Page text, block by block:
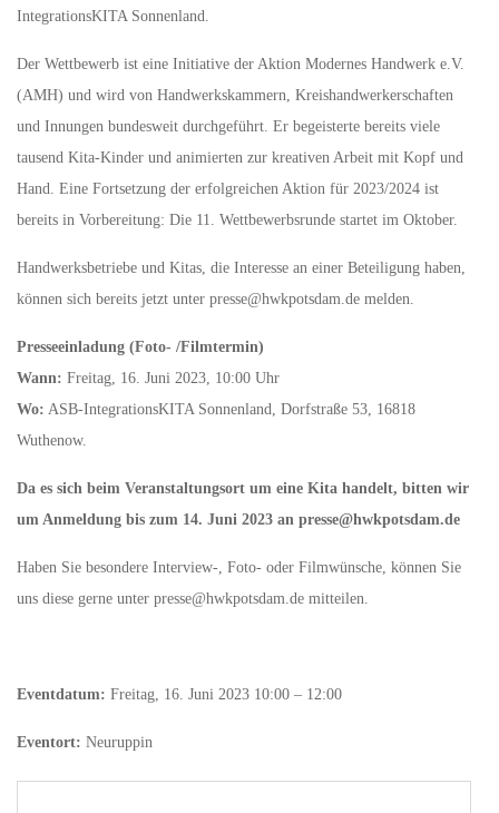
IntegrationsKITA Sonnenland.
Der Wettbewerb ist eine Initiative der Aktion Modernes Handwerk e.V.
(AMH) und wird von Handwerkskammern, Kreishandwerkerschaften
und Innungen bundesweit durchgeführt. Er begeisterte bereits viele
tausend Kita-Kinder und animierten zur kreativen Arbeit mit Kopf und
Hand. Eine Fortsetzung der erfolgreichen Aktion für 2023/2024 ist
bereits in Vorbereitung: Die 11. Wettbewerbsrunde startet im Oktober.
Handwerksbetriebe und Kitas, die Interesse an einer Beteiligung haben,
können sich bereits jetzt unter presse@hwkpotsdam.de melden.
Presseeinladung (Foto- /Filmtermin)
Wann: Freitag, 16. Juni 2023, 10:00 Uhr
Wo: ASB-IntegrationsKITA Sonnenland, Dorfstraße 53, 16818
Wuthenow.
Da es sich beim Veranstaltungsort um eine Kita handelt, bitten wir
um Anmeldung bis zum 14. Juni 2023 an presse@hwkpotsdam.de
Haben Sie besondere Interview-, Foto- oder Filmwünsche, können Sie
uns diese gerne unter presse@hwkpotsdam.de mitteilen.
Eventdatum: Freitag, 16. Juni 2023 10:00 – 12:00
Eventort: Neuruppin